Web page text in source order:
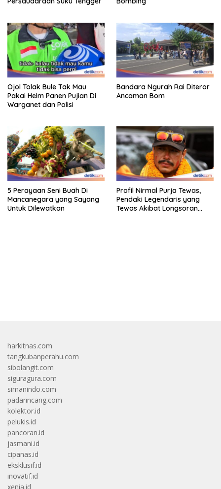
Ojol Tolak Bule Tak Mau
Pakai Helm Panen Pujian Di
Warganet dan Polisi
Bandara Ngurah Rai Diteror
Ancaman Bom
5 Perayaan Seni Buah Di
Mancanegara yang Sayang
Untuk Dilewatkan
Profil Nirmal Purja Tewas,
Pendaki Legendaris yang
Tewas Akibat Longsoran
harkitnas.com
tangkubanperahu.com
sibolangit.com
siguragura.com
simanindo.com
padarincang.com
kolektor.id
pelukis.id
pancoran.id
jasmani.id
cipanas.id
eksklusif.id
inovatif.id
xenia.id